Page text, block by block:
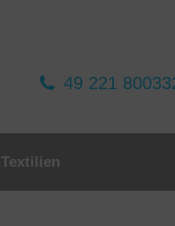
49 221
Textilien